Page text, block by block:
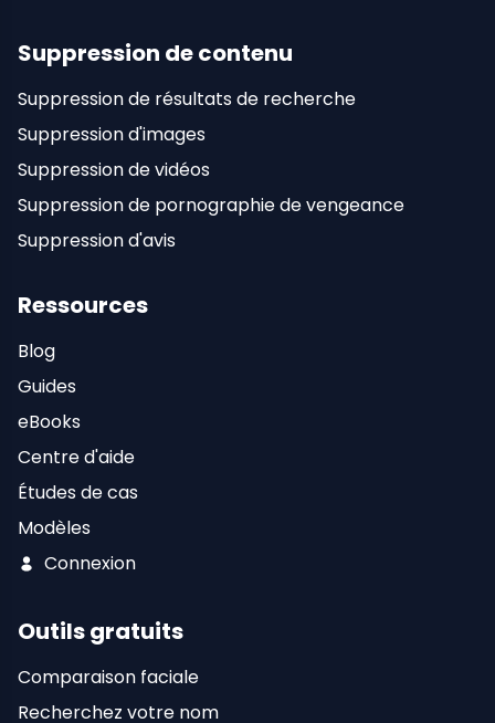
Suppression de contenu
Suppression de résultats de recherche
Suppression d'images
Suppression de vidéos
Suppression de pornographie de vengeance
Suppression d'avis
Ressources
Blog
Guides
eBooks
Centre d'aide
Études de cas
Modèles
Connexion
Outils gratuits
Comparaison faciale
Recherchez votre nom